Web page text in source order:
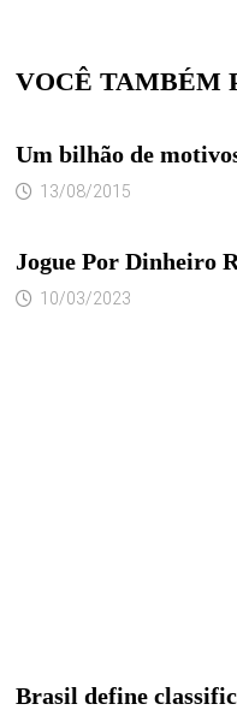
VOCÊ TAMBÉM
Um bilhão de
13/08/2015
Jogue Por Dinheiro
10/03/2023
Brasil define